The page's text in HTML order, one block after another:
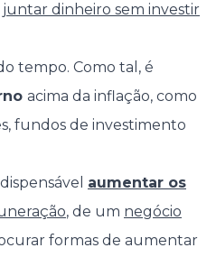
juntar dinheiro sem investir
tempo. Como tal, é
acima da inflação, como
fundos de investimento
aumentar os
, de um negócio
formas de aumentar